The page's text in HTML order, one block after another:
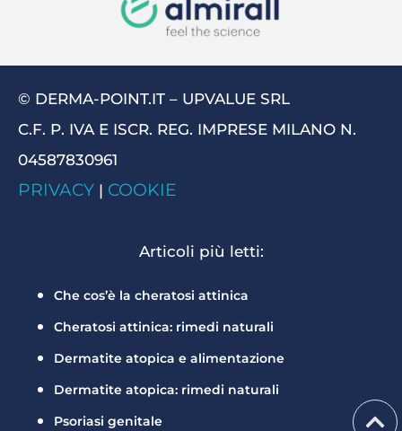
© DERMA-POINT.IT – UPVALUE SRL
C.F. P. IVA E ISCR. REG. IMPRESE MILANO N.
04587830961
PRIVACY | COOKIE
Articoli più letti:
Che cos’è la cheratosi attinica
Cheratosi attinica: rimedi naturali
Dermatite atopica e alimentazione
Dermatite atopica: rimedi naturali
Psoriasi genitale